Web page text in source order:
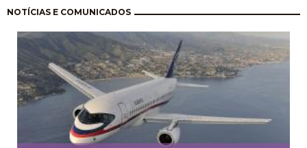
NOTÍCIAS E COMUNICADOS
Paginação